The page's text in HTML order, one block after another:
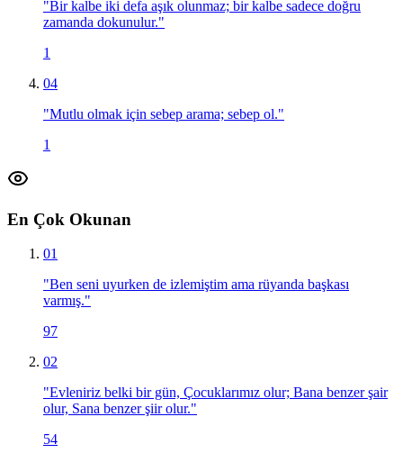
"Bir kalbe iki defa aşık olunmaz; bir kalbe sadece doğru
zamanda dokunulur."
1
04
"Mutlu olmak için sebep arama; sebep ol."
1
En Çok Okunan
01
"Ben seni uyurken de izlemiştim ama rüyanda başkası
varmış."
97
02
"Evleniriz belki bir gün, Çocuklarımız olur; Bana benzer şair
olur, Sana benzer şiir olur."
54